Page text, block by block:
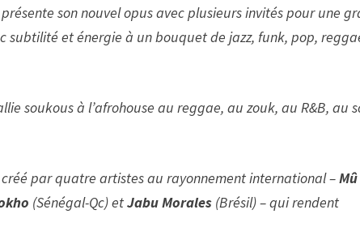
présente son nouvel opus avec plusieurs invités pour une
subtilité et énergie à un bouquet de jazz, funk, pop,
soukous à l’afrohouse au reggae, au zouk, au R&B, au
par quatre artistes au rayonnement international –Mû
(Sénégal-Qc) etJabu Morales (Brésil) – qui rendent